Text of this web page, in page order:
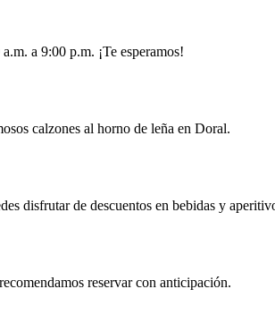
a 9:00 p.m. ¡Te esperamos!
calzones al horno de leña en Doral.
disfrutar de descuentos en bebidas y
reservar con anticipación.